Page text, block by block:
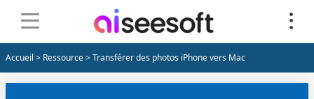
Accueil > Ressource> Transférer des photos iPhone vers Mac